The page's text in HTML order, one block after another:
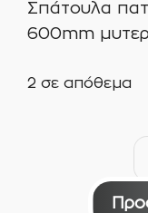
Σπάτουλα
600mm
2 σε απόθεμα